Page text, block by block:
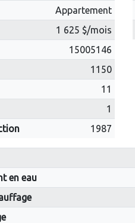
Appartement
1 625 $/mois
15005146
1150
11
1
1987
en eau